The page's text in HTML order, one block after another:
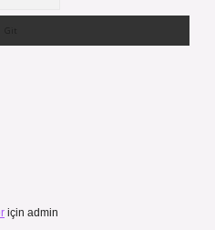
için admin